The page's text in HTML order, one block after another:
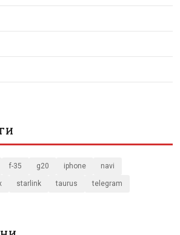
f-35 g20 iphone navi
starlink taurus telegram